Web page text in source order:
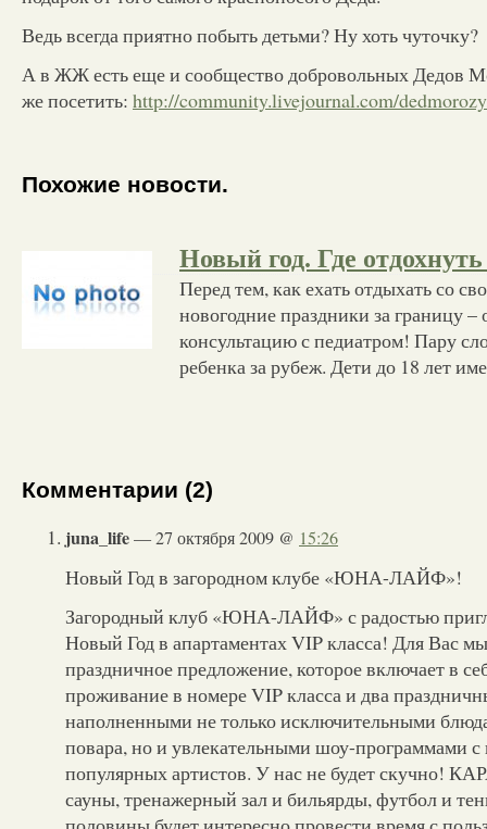
Ведь всегда приятно побыть детьми? Ну хоть чуточку?
А в ЖЖ есть еще и сообщество добровольных Дедов
же посетить: http://community.livejournal.com/
Похожие новости.
Новый год. Где
Перед тем, как ехать отдыхать со
новогодние праздники за границу –
консультацию с педиатром! Пару
ребенка за рубеж. Дети до 18 лет
Комментарии (2)
juna_life— 27 октября 2009 @ 15:26
Новый Год в загородном клубе «ЮНА-ЛАЙФ»!
Загородный клуб «ЮНА-ЛАЙФ» с радостью
Новый Год в апартаментах VIP класса! Для Вас
праздничное предложение, которое включает в
проживание в номере VIP класса и два
наполненными не только исключительными
повара, но и увлекательными шоу-программами
популярных артистов. У нас не будет скучно!
сауны, тренажерный зал и бильярды, футбол и